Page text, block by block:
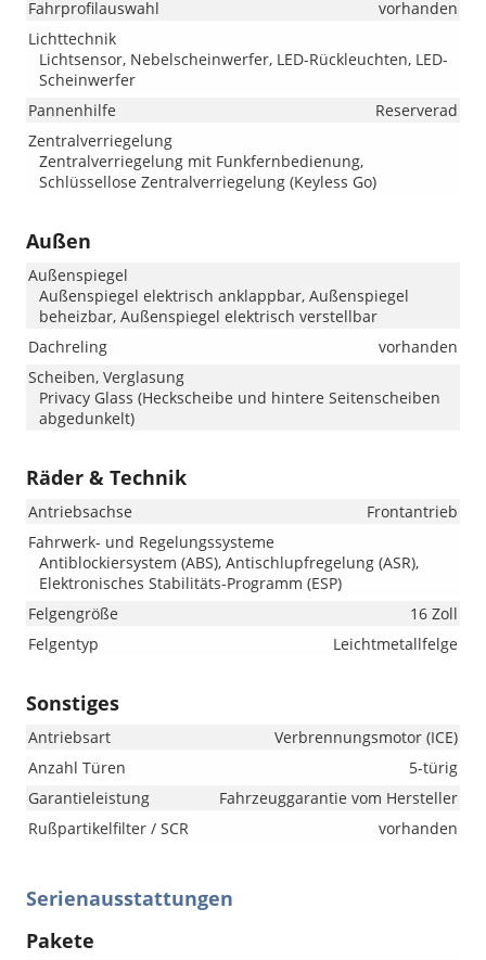
Fahrprofilauswahl
vorhanden
Lichttechnik
Lichtsensor, Nebelscheinwerfer, LED-Rückleuchten, LED-
Scheinwerfer
Pannenhilfe
Reserverad
Zentralverriegelung
Zentralverriegelung mit Funkfernbedienung,
Schlüssellose Zentralverriegelung (Keyless Go)
Außen
Außenspiegel
Außenspiegel elektrisch anklappbar, Außenspiegel
beheizbar, Außenspiegel elektrisch verstellbar
Dachreling
vorhanden
Scheiben, Verglasung
Privacy Glass (Heckscheibe und hintere Seitenscheiben
abgedunkelt)
Räder & Technik
Antriebsachse
Frontantrieb
Fahrwerk- und Regelungssysteme
Antiblockiersystem (ABS), Antischlupfregelung (ASR),
Elektronisches Stabilitäts-Programm (ESP)
Felgengröße
16 Zoll
Felgentyp
Leichtmetallfelge
Sonstiges
Antriebsart
Verbrennungsmotor (ICE)
Anzahl Türen
5-türig
Garantieleistung
Fahrzeuggarantie vom Hersteller
Rußpartikelfilter / SCR
vorhanden
Serienausstattungen
Pakete